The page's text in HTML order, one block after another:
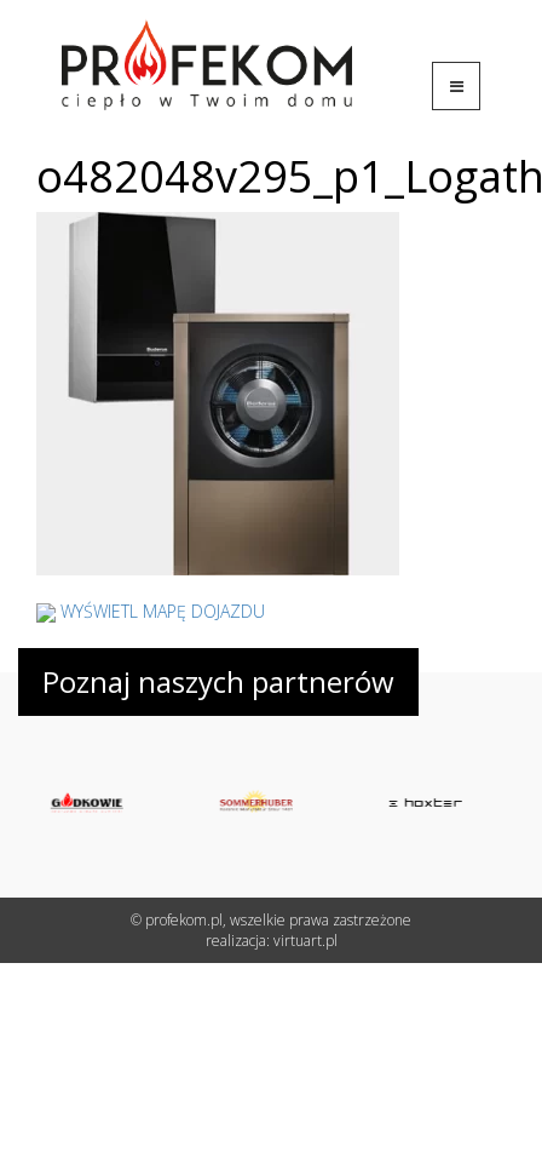
WYŚWIETL MAPĘ DOJAZDU
Poznaj naszych partnerów
© profekom.pl, wszelkie prawa zastrzeżone
realizacja: virtuart.pl